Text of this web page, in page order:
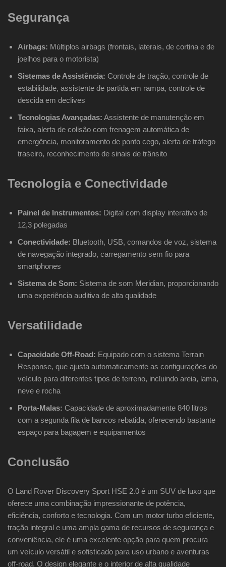
Segurança
Airbags: Múltiplos airbags (frontais, laterais, de cortina e de
joelhos para o motorista)
Sistemas de Assistência: Controle de tração, controle de
estabilidade, assistente de partida em rampa, controle de
descida em declives
Tecnologias Avançadas: Assistente de manutenção em
faixa, alerta de colisão com frenagem automática de
emergência, monitoramento de ponto cego, alerta de tráfego
traseiro, reconhecimento de sinais de trânsito
Tecnologia e Conectividade
Painel de Instrumentos: Digital com display interativo de
12,3 polegadas
Conectividade: Bluetooth, USB, comandos de voz, sistema
de navegação integrado, carregamento sem fio para
smartphones
Sistema de Som: Sistema de som Meridian, proporcionando
uma experiência auditiva de alta qualidade
Versatilidade
Capacidade Off-Road: Equipado com o sistema Terrain
Response, que ajusta automaticamente as configurações do
veículo para diferentes tipos de terreno, incluindo areia, lama,
neve e rocha
Porta-Malas: Capacidade de aproximadamente 840 litros
com a segunda fila de bancos rebatida, oferecendo bastante
espaço para bagagem e equipamentos
Conclusão
O Land Rover Discovery Sport HSE 2.0 é um SUV de luxo que
oferece uma combinação impressionante de potência,
eficiência, conforto e tecnologia. Com um motor turbo eficiente,
tração integral e uma ampla gama de recursos de segurança e
conveniência, ele é uma excelente opção para quem procura
um veículo versátil e sofisticado para uso urbano e aventuras
off-road. O design elegante e o interior de alta qualidade